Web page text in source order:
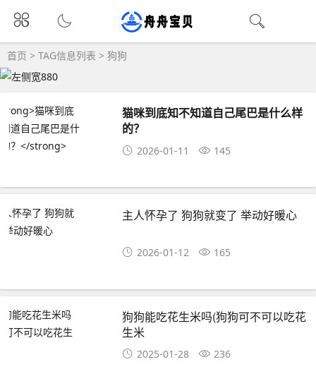
首页 > TAG信息列表 > 狗狗
猫咪到底知不知道自己尾巴是什么样
的？
2026-01-11 145
主人怀孕了 狗狗就变了 举动好暖心
2026-01-12 165
狗狗能吃花生米吗(狗狗可不可以吃花
生米
2025-01-28 236